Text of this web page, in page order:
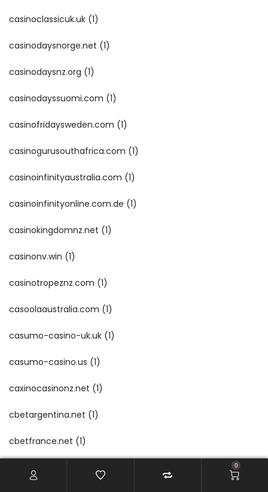
casinoclassicuk.uk (1)
casinodaysnorge.net (1)
casinodaysnz.org (1)
casinodayssuomi.com (1)
casinofridaysweden.com (1)
casinogurusouthafrica.com (1)
casinoinfinityaustralia.com (1)
casinoinfinityonline.com.de (1)
casinokingdomnz.net (1)
casinonv.win (1)
casinotropeznz.com (1)
casoolaaustralia.com (1)
casumo-casino-uk.uk (1)
casumo-casino.us (1)
caxinocasinonz.net (1)
cbetargentina.net (1)
cbetfrance.net (1)
0